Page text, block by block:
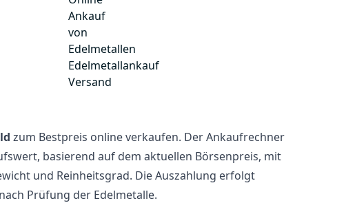
zum Bestpreis online verkaufen. Der Ankaufrechner
basierend auf dem aktuellen Börsenpreis, mit
und Reinheitsgrad. Die Auszahlung erfolgt
Prüfung der Edelmetalle.